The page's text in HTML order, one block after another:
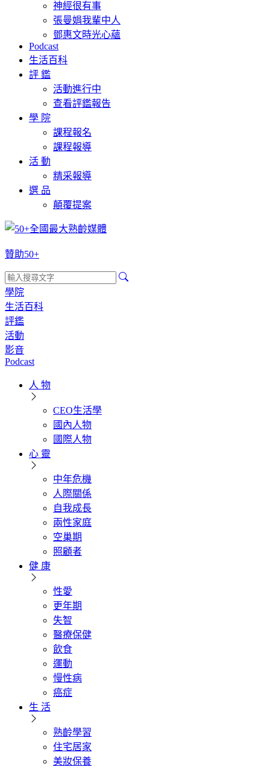
神經很有事
張曼娟我輩中人
鄧惠文時光心蘊
Podcast
生活百科
評 鑑
活動進行中
查看評鑑報告
學 院
課程報名
課程報導
活 動
精采報導
選 品
顛覆提案
贊助50+
學院
生活百科
評鑑
活動
影音
Podcast
人 物
CEO生活學
國內人物
國際人物
心 靈
中年危機
人際關係
自我成長
兩性家庭
空巢期
照顧者
健 康
性愛
更年期
失智
醫療保健
飲食
運動
慢性病
癌症
生 活
熟齡學習
住宅居家
美妝保養